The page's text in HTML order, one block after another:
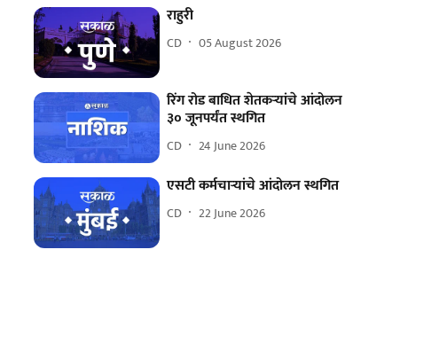
राहुरी
CD 05 August 2026
रिंग रोड बाधित शेतकऱ्यांचे आंदोलन
३० जूनपर्यंत स्थगित
CD 24 June 2026
एसटी कर्मचाऱ्यांचे आंदोलन स्थगित
CD 22 June 2026